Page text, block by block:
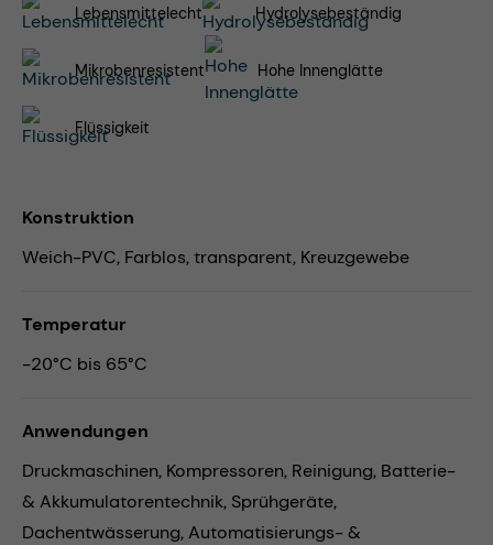
Lebensmittelecht Hydrolysebeständig
Mikrobenresistent Hohe Innenglätte
Flüssigkeit
Konstruktion
Weich-PVC, Farblos, transparent, Kreuzgewebe
Temperatur
-20°C bis 65°C
Anwendungen
Druckmaschinen, Kompressoren, Reinigung, Batterie-
& Akkumulatorentechnik, Sprühgeräte,
Dachentwässerung,Automatisierungs- &